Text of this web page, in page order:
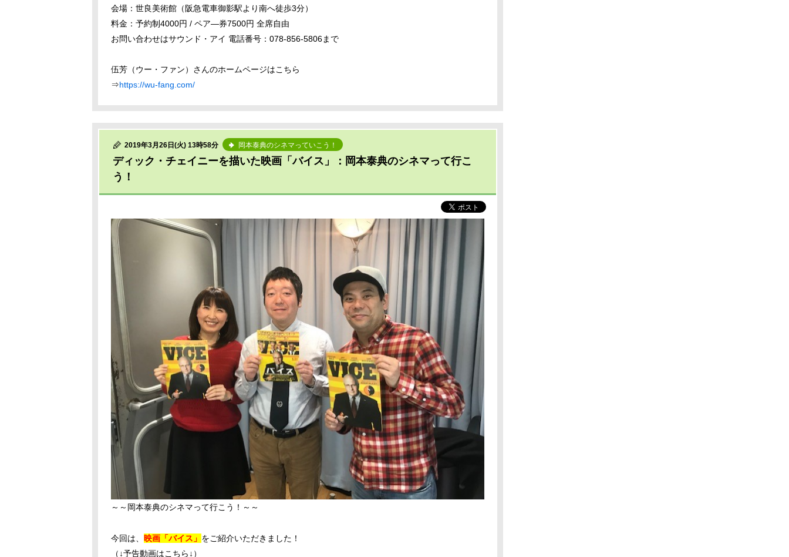
会場：世良美術館（阪急電車御影駅より南へ徒歩3分）
料金：予約制4000円 / ペア―券7500円 全席自由
お問い合わせはサウンド・アイ 電話番号：078-856-5806まで
伍芳（ウー・ファン）さんのホームページはこちら
⇒https://wu-fang.com/
2019年3月26日(火) 13時58分 岡本泰典のシネマっていこう！
ディック・チェイニーを描いた映画「バイス」：岡本泰典のシネマって行こ
う！
～～岡本泰典のシネマって行こう！～～
今回は、 映画「バイス」 をご紹介いただきました！
（↓予告動画はこちら↓）